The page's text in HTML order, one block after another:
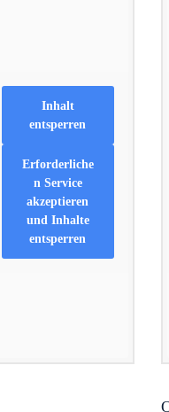
Inhalt
entsperren
Erforderliche
n Service
akzeptieren
und Inhalte
entsperren